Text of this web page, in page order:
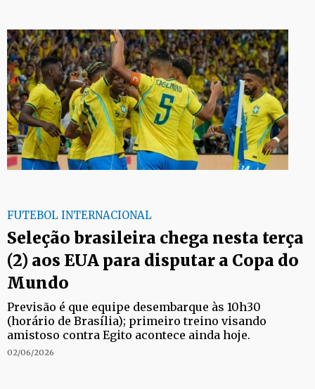
FUTEBOL INTERNACIONAL
Seleção brasileira chega nesta terça
(2) aos EUA para disputar a Copa do
Mundo
Previsão é que equipe desembarque às 10h30
(horário de Brasília); primeiro treino visando
amistoso contra Egito acontece ainda hoje.
02/06/2026